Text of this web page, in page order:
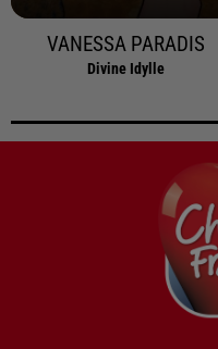
VANESSA PARADIS
Divine Idylle